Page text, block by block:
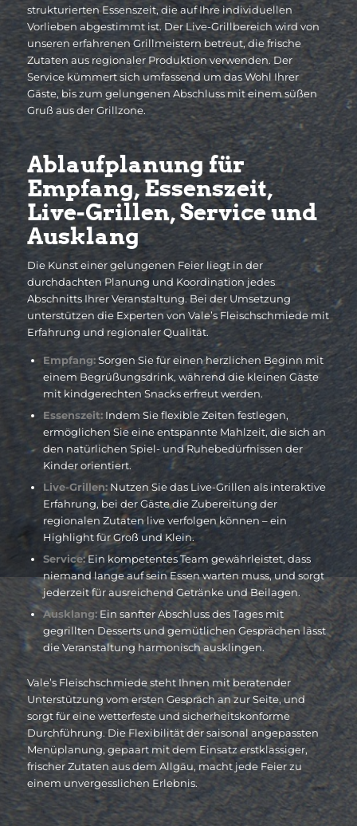
strukturierten Essenszeit, die auf Ihre individuellen
Vorlieben abgestimmt ist. Der Live-Grillbereich wird von
unseren erfahrenen Grillmeistern betreut, die frische
Zutaten aus regionaler Produktion verwenden. Der
Service kümmert sich umfassend um das Wohl Ihrer
Gäste, bis zum gelungenen Abschluss mit einem süßen
Gruß aus der Grillzone.
Ablaufplanung für
Empfang, Essenszeit,
Live-Grillen, Service und
Ausklang
Die Kunst einer gelungenen Feier liegt in der
durchdachten Planung und Koordination jedes
Abschnitts Ihrer Veranstaltung. Bei der Umsetzung
unterstützen die Experten von Vale’s Fleischschmiede mit
Erfahrung und regionaler Qualität.
Empfang:Sorgen Sie für einen herzlichen Beginn mit
einem Begrüßungsdrink, während die kleinen Gäste
mit kindgerechten Snacks erfreut werden.
Essenszeit:Indem Sie flexible Zeiten festlegen,
ermöglichen Sie eine entspannte Mahlzeit, die sich an
den natürlichen Spiel- und Ruhebedürfnissen der
Kinder orientiert.
Live-Grillen:Nutzen Sie das Live-Grillen als interaktive
Erfahrung, bei der Gäste die Zubereitung der
regionalen Zutaten live verfolgen können – ein
Highlight für Groß und Klein.
Service:Ein kompetentes Team gewährleistet, dass
niemand lange auf sein Essen warten muss, und sorgt
jederzeit für ausreichend Getränke und Beilagen.
Ausklang:Ein sanfter Abschluss des Tages mit
gegrillten Desserts und gemütlichen Gesprächen lässt
die Veranstaltung harmonisch ausklingen.
Vale’s Fleischschmiede steht Ihnen mit beratender
Unterstützung vom ersten Gespräch an zur Seite, und
sorgt für eine wetterfeste und sicherheitskonforme
Durchführung. Die Flexibilität der saisonal angepassten
Menüplanung, gepaart mit dem Einsatz erstklassiger,
frischer Zutaten aus dem Allgäu, macht jede Feier zu
einem unvergesslichen Erlebnis.